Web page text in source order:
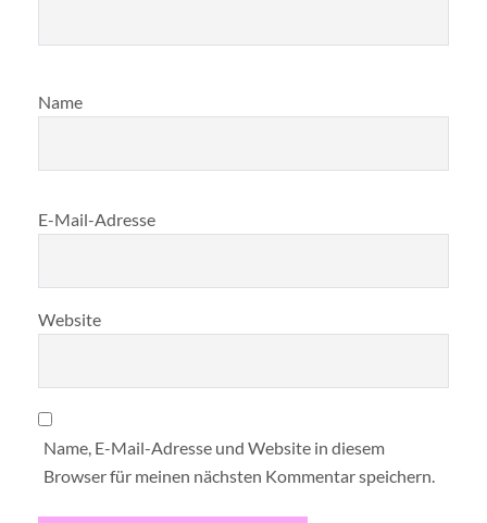
Name
E-Mail-Adresse
Website
Name, E-Mail-Adresse und Website in diesem
Browser für meinen nächsten Kommentar speichern.